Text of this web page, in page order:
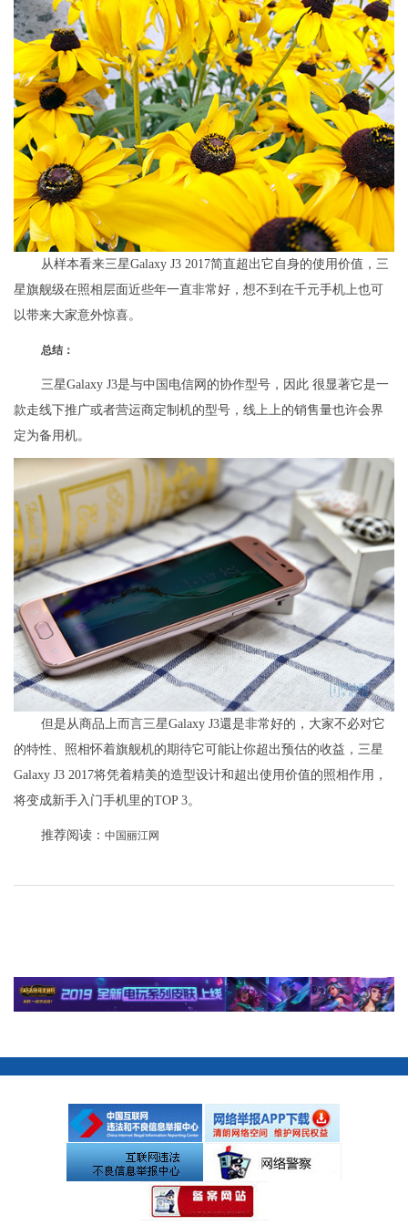
从样本看来三星Galaxy J3 2017简直超出它自身的使用价值，三
星旗舰级在照相层面近些年一直非常好，想不到在千元手机上也可
以带来大家意外惊喜。
总结：
三星Galaxy J3是与中国电信网的协作型号，因此 很显著它是一
款走线下推广或者营运商定制机的型号，线上上的销售量也许会界
定为备用机。
但是从商品上而言三星Galaxy J3還是非常好的，大家不必对它
的特性、照相怀着旗舰机的期待它可能让你超出预估的收益，三星
Galaxy J3 2017将凭着精美的造型设计和超出使用价值的照相作用，
将变成新手入门手机里的TOP 3。
推荐阅读： 中国丽江网